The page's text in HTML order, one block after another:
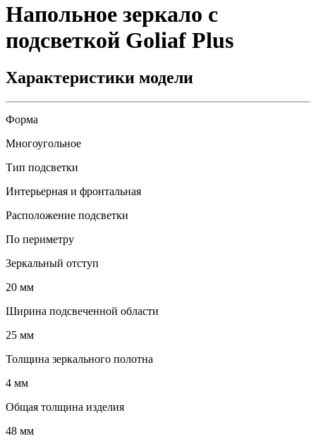
Напольное зеркало с
подсветкой Goliaf Plus
Характеристики модели
Форма
Многоугольное
Тип подсветки
Интерьерная и фронтальная
Расположение подсветки
По периметру
Зеркальный отступ
20 мм
Ширина подсвеченной области
25 мм
Толщина зеркального полотна
4 мм
Общая толщина изделия
48 мм